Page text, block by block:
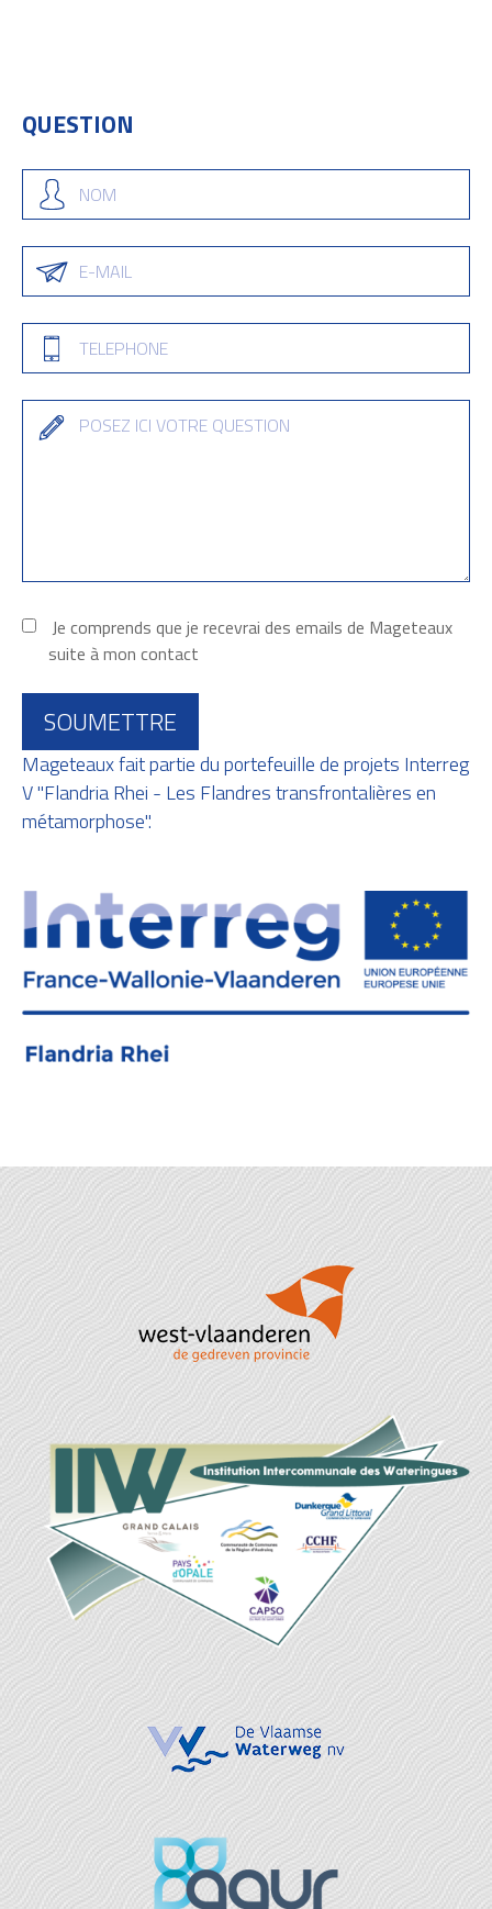
QUESTION
Je comprends que je recevrai des emails de Mageteaux
suite à mon contact
SOUMETTRE
Mageteaux fait partie du portefeuille de projets Interreg
V "Flandria Rhei - Les Flandres transfrontalières en
métamorphose".